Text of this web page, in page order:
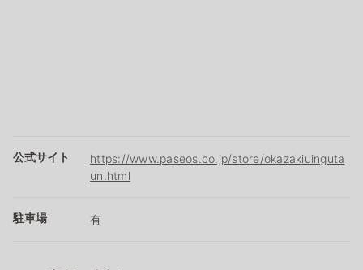
公式サイト
https://www.paseos.co.jp/store/okazakiuinguta
un.html
駐車場 有